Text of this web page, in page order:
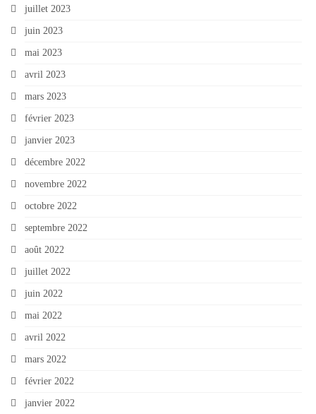
juillet 2023
juin 2023
mai 2023
avril 2023
mars 2023
février 2023
janvier 2023
décembre 2022
novembre 2022
octobre 2022
septembre 2022
août 2022
juillet 2022
juin 2022
mai 2022
avril 2022
mars 2022
février 2022
janvier 2022